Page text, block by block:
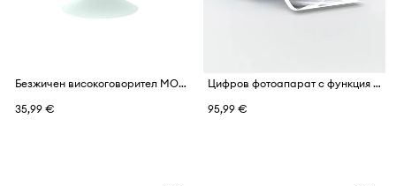
Безжичен високоговорител MOB Mega Mush
35,99 €
Цифров фотоапарат с функция за печат MOB PixiPrint Cloud
95,99 €